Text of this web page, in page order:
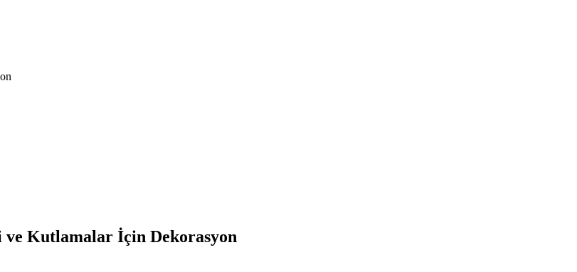
Kutlamalar İçin Dekorasyon